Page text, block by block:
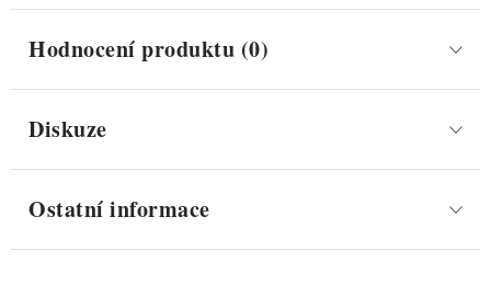
Hodnocení produktu (0)
Diskuze
Ostatní informace